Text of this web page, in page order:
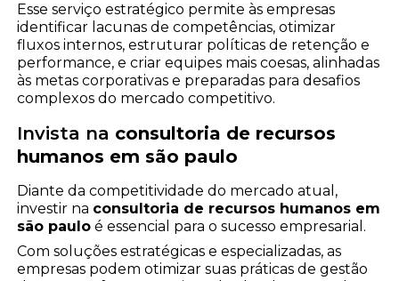
Esse serviço estratégico permite às empresas
identificar lacunas de competências, otimizar
fluxos internos, estruturar políticas de retenção e
performance, e criar equipes mais coesas, alinhadas
às metas corporativas e preparadas para desafios
complexos do mercado competitivo.
Invista na consultoria de recursos
humanos em são paulo
Diante da competitividade do mercado atual,
investir na consultoria de recursos humanos em
são paulo é essencial para o sucesso empresarial.
Com soluções estratégicas e especializadas, as
empresas podem otimizar suas práticas de gestão